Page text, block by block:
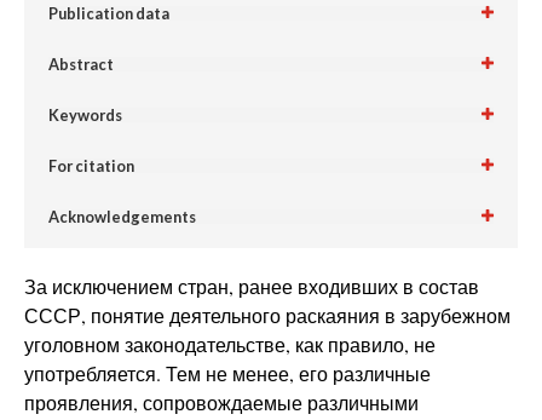
Publication data
Abstract
Keywords
For citation
Acknowledgements
За исключением стран, ранее входивших в состав
СССР, понятие деятельного раскаяния в зарубежном
уголовном законодательстве, как правило, не
употребляется. Тем не менее, его различные
проявления, сопровождаемые различными